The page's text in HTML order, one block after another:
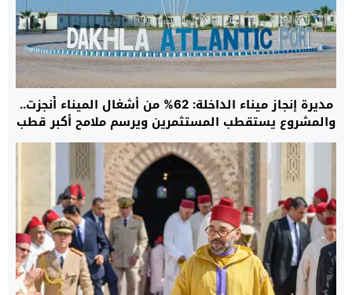
مديرة إنجاز ميناء الداخلة: 62% من أشغال الميناء أُنجزت..
والمشروع يستقطب المستثمرين ويرسم ملامح أكبر قطب
لوجستي بجنوب المغرب